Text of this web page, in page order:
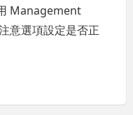
Management
意選項設定是否正